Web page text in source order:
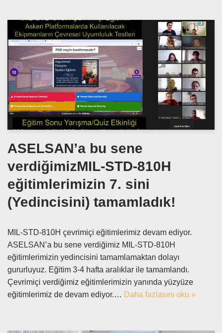
ASELSAN’a bu sene
verdiğimizMIL-STD-810H
eğitimlerimizin 7. sini
(Yedincisini) tamamladık!
MIL-STD-810H çevrimiçi eğitimlerimiz devam ediyor.
ASELSAN’a bu sene verdiğimiz MIL-STD-810H
eğitimlerimizin yedincisini tamamlamaktan dolayı
gururluyuz. Eğitim 3-4 hafta aralıklar ile tamamlandı.
Çevrimiçi verdiğimiz eğitimlerimizin yanında yüzyüze
eğitimlerimiz de devam ediyor.… Daha fazlasını oku »